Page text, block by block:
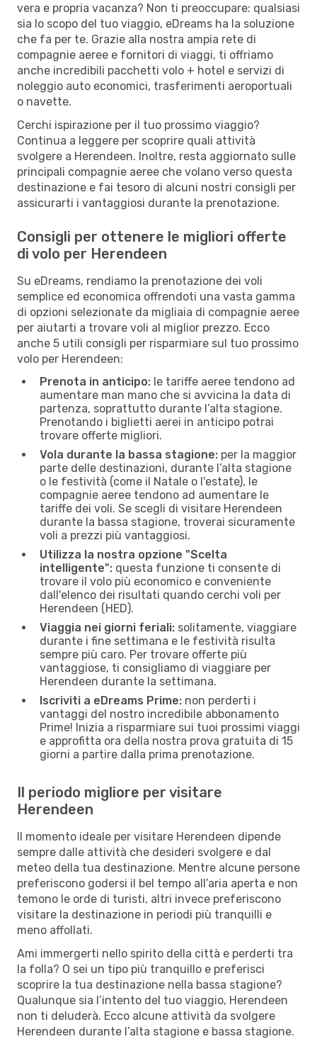
vera e propria vacanza? Non ti preoccupare: qualsiasi
sia lo scopo del tuo viaggio, eDreams ha la soluzione
che fa per te. Grazie alla nostra ampia rete di
compagnie aeree e fornitori di viaggi, ti offriamo
anche incredibili pacchetti volo + hotel e servizi di
noleggio auto economici, trasferimenti aeroportuali
o navette.
Cerchi ispirazione per il tuo prossimo viaggio?
Continua a leggere per scoprire quali attività
svolgere a Herendeen. Inoltre, resta aggiornato sulle
principali compagnie aeree che volano verso questa
destinazione e fai tesoro di alcuni nostri consigli per
assicurarti i vantaggiosi durante la prenotazione.
Consigli per ottenere le migliori offerte
di volo per Herendeen
Su eDreams, rendiamo la prenotazione dei voli
semplice ed economica offrendoti una vasta gamma
di opzioni selezionate da migliaia di compagnie aeree
per aiutarti a trovare voli al miglior prezzo. Ecco
anche 5 utili consigli per risparmiare sul tuo prossimo
volo per Herendeen:
Prenota in anticipo: le tariffe aeree tendono ad
aumentare man mano che si avvicina la data di
partenza, soprattutto durante l’alta stagione.
Prenotando i biglietti aerei in anticipo potrai
trovare offerte migliori.
Vola durante la bassa stagione: per la maggior
parte delle destinazioni, durante l’alta stagione
o le festività (come il Natale o l'estate), le
compagnie aeree tendono ad aumentare le
tariffe dei voli. Se scegli di visitare Herendeen
durante la bassa stagione, troverai sicuramente
voli a prezzi più vantaggiosi.
Utilizza la nostra opzione "Scelta
intelligente": questa funzione ti consente di
trovare il volo più economico e conveniente
dall'elenco dei risultati quando cerchi voli per
Herendeen (HED).
Viaggia nei giorni feriali: solitamente, viaggiare
durante i fine settimana e le festività risulta
sempre più caro. Per trovare offerte più
vantaggiose, ti consigliamo di viaggiare per
Herendeen durante la settimana.
Iscriviti a eDreams Prime: non perderti i
vantaggi del nostro incredibile abbonamento
Prime! Inizia a risparmiare sui tuoi prossimi viaggi
e approfitta ora della nostra prova gratuita di 15
giorni a partire dalla prima prenotazione.
Il periodo migliore per visitare
Herendeen
Il momento ideale per visitare Herendeen dipende
sempre dalle attività che desideri svolgere e dal
meteo della tua destinazione. Mentre alcune persone
preferiscono godersi il bel tempo all’aria aperta e non
temono le orde di turisti, altri invece preferiscono
visitare la destinazione in periodi più tranquilli e
meno affollati.
Ami immergerti nello spirito della città e perderti tra
la folla? O sei un tipo più tranquillo e preferisci
scoprire la tua destinazione nella bassa stagione?
Qualunque sia l’intento del tuo viaggio, Herendeen
non ti deluderà. Ecco alcune attività da svolgere
Herendeen durante l’alta stagione e bassa stagione.